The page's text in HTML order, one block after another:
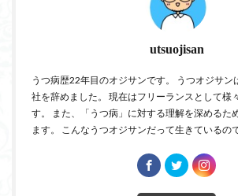
utsuojisan
うつ病歴22年目のオジサンです。 うつオジサン
社を辞めました。 現在はフリーランスとして様
す。 また、「うつ病」に対する理解を深めるた
ます。 こんなうつオジサンだって生きているので